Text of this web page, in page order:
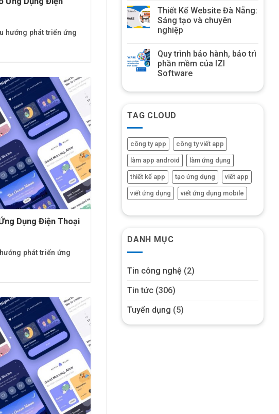
hướng phát triển ứng
Dụng Điện Thoại
phát triển ứng
Thiết Kế Website Đà Nẵng:
Sáng tạo và chuyên
nghiệp
Quy trình bảo hành, bảo trì
phần mềm của IZI
Software
TAG CLOUD
công ty app công ty viết app
làm app android làm ứng dụng
thiết kế app tạo ứng dụng viết app
viết ứng dụng viết ứng dụng mobile
DANH MỤC
Tin công nghệ (2)
Tin tức (306)
Tuyển dụng (5)